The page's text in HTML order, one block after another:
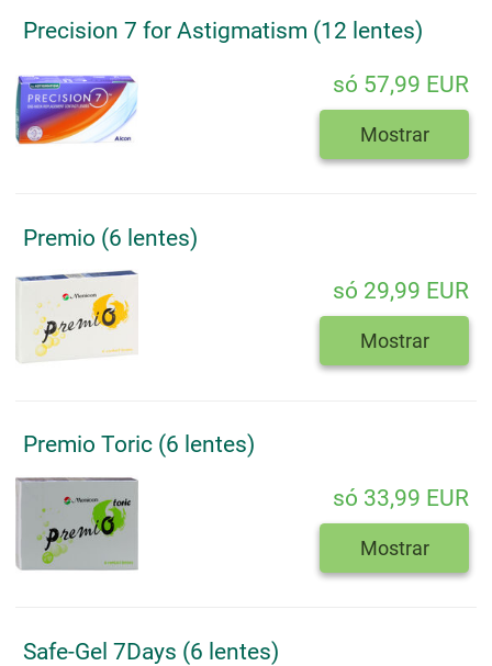
Precision 7 for Astigmatism (12 lentes)
só 57,99 EUR
Mostrar
Premio (6 lentes)
só 29,99 EUR
Mostrar
Premio Toric (6 lentes)
só 33,99 EUR
Mostrar
Safe-Gel 7Days (6 lentes)